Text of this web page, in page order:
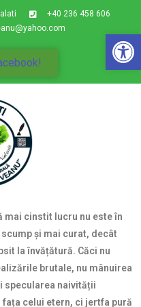
+40 236 458 606
mai cinstit lucru nu este în
scump și mai curat, decât
la învățătură. Căci nu
brutale, nu mânuirea
specularea naivității
fața celui etern, ci jertfa pură